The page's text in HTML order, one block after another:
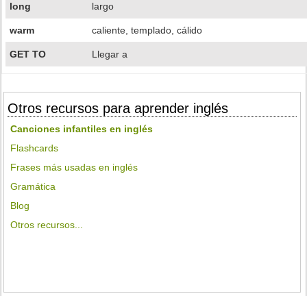
long largo
warm caliente, templado, cálido
GET TO Llegar a
Otros recursos para aprender inglés
Canciones infantiles en inglés
Flashcards
Frases más usadas en inglés
Gramática
Blog
Otros recursos...